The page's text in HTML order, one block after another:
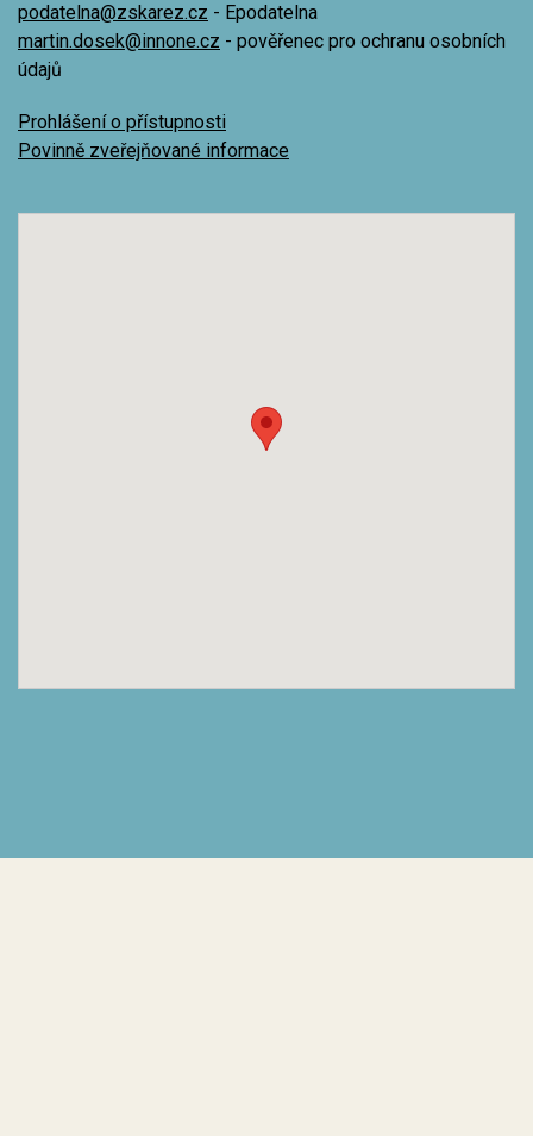
podatelna@zskarez.cz - Epodatelna
martin.dosek@innone.cz - pověřenec pro ochranu osobních
údajů
Prohlášení o přístupnosti
Povinně zveřejňované informace